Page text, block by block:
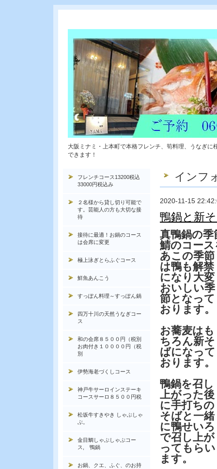
大阪ミナミ・上本町で本格フレンチ、筍料理、うなぎ
できます！
インフ
2020-11-15
鴨鍋と新
真鴨鍋の
鯖のコー
あこの季節
は鴨も解禁
になり大変
おいしい季
節となって
おります。
お蕎麦はも
ちろん新そ
ばになって
おります。
鴨鍋を召し
上がった後
に手打ちの
そばと一緒
に鴨せいろ
で召し上が
ってもらい
ます。
フレンチコース13200税込
33000円税込み
２名様から貸し切り可能で
す。芸能人の方も大切な接
待
接待に最適！お鍋のコース
は会席に変更
極上泳ぎとらふぐコース
鮮魚あんこう
すっぽん料理～すっぽん鍋
四万十川の天然うなぎコー
ス
和の会席８５００円（税別
お肉付き１００００円（税
別
伊勢海老づくしコース
神戸牛サーロインステーキ
コースサーロ８５００円税
松坂牛すきやき しゃぶしゃ
ぶ。
金目鯛しゃぶしゃぶコー
ス, 鴨鍋
お鍋、クエ、ふぐ、のお持